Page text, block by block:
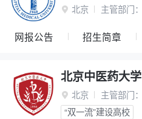
 北京 主管部门：
网报公告 招生简章
北京中医药大学
 北京 主管部门：
“双一流”建设高校